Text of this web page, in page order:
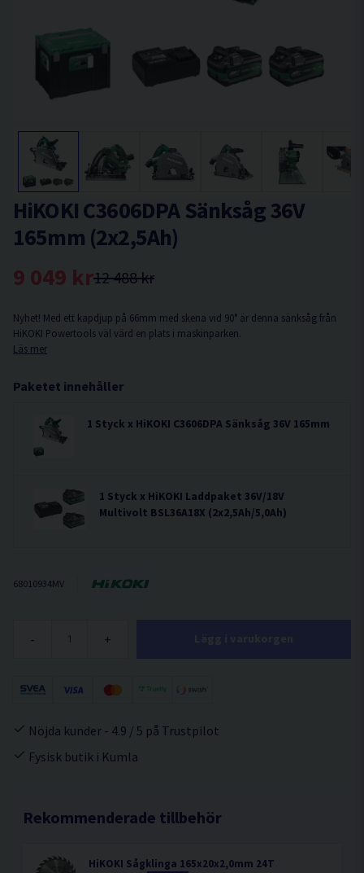
HiKOKI C3606DPA Sänksåg 36V
165mm (2x2,5Ah)
12 488 kr
9 049 kr
Nyhet! Med ett kapdjup på 66mm med skena vid 90° är denna sänksåg från
HiKOKI Powertools väl värd en plats i maskinparken.
Läs mer
Paketet innehåller
1 Styck x HiKOKI C3606DPA Sänksåg 36V 165mm
1 Styck x HiKOKI Laddpaket 36V/18V
Multivolt BSL36A18X (2x2,5Ah/5,0Ah)
68010934MV
- +
Nöjda kunder - 4.9 / 5 på Trustpilot
Fysisk butik i Kumla
Rekommenderade tillbehör
HiKOKI Sågklinga 165x20x2,0mm 24T